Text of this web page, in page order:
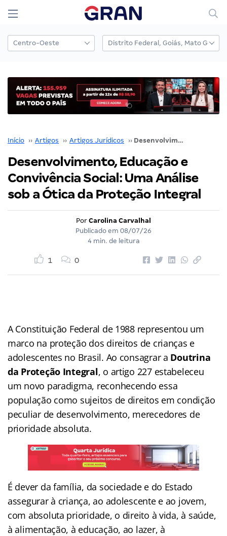
Início ›› Artigos ›› Artigos Jurídicos ›› Desenvolvimento, Educação e Convivência Social: Uma Análise sob a Ótica da Proteção Integral
Desenvolvimento, Educação e
Convivência Social: Uma Análise
sob a Ótica da Proteção Integral
Por Carolina Carvalhal
Publicado em 08/07/26
4 min. de leitura
1 0
A Constituição Federal de 1988 representou um
marco na proteção dos direitos de crianças e
adolescentes no Brasil. Ao consagrar a Doutrina
da Proteção Integral, o artigo 227 estabeleceu
um novo paradigma, reconhecendo essa
população como sujeitos de direitos em condição
peculiar de desenvolvimento, merecedores de
prioridade absoluta.
É dever da família, da sociedade e do Estado
assegurar à criança, ao adolescente e ao jovem,
com absoluta prioridade, o direito à vida, à saúde,
à alimentação, à educação, ao lazer, à